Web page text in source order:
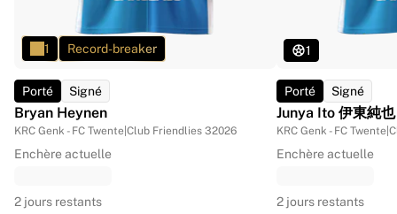
1 Record-breaker
Porté Signé
Bryan Heynen
KRC Genk - FC Twente Club Friendlies 32026
Enchère actuelle
2 jours restants
1
Porté Signé
Junya Ito 伊東純也
KRC Genk - FC Twente
Enchère actuelle
2 jours restants